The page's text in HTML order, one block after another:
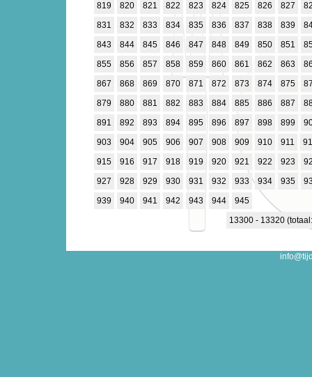
819
820 821 822 823 824 825 826 827
831
832 833 834 835 836 837 838 839
843
844 845 846 847 848 849 850 851
855
856 857 858 859 860 861 862 863
867
868 869 870 871 872 873 874 875
879
880 881 882 883 884 885 886 887
891
892 893 894 895 896 897 898 899
903
904 905 906 907 908 909 910 911
915
916 917 918 919 920 921 922 923
927
928 929 930 931 932 933 934 935
939
940 941 942 943 944
945
13300 - 13320